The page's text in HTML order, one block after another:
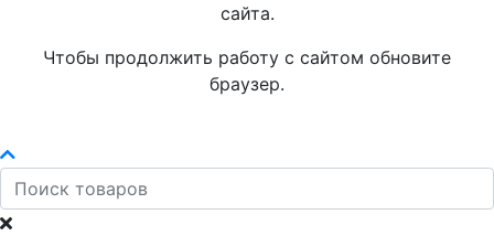
сайта.
Чтобы продолжить работу с сайтом обновите
браузер.